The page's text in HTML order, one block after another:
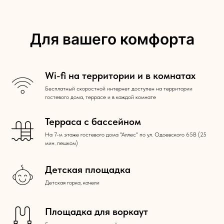
Для вашего комфорта
Wi-fi на территории и в комнатах
Бесплатный скоростной интернет доступен на территории
гостевого дома, террасе и в каждой комнате
Терраса с бассейном
На 7-м этаже гостевого дома "Аллес" по ул. Одоевского 65В (25
мин. пешком)
Детская площадка
Детская горка, качели
Площадка для воркаут